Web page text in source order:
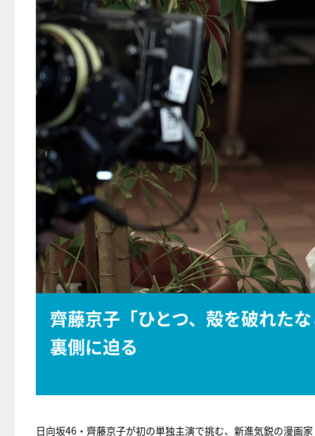
齊藤京子「ひとつ、殻を破れた
裏側に迫る
日向坂46・齊藤京子が初の単独主演で挑む、新進気鋭の漫画